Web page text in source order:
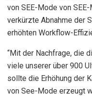
von SEE-Mode von
verkürzte Abnahme der
erhöhten Workflow-
“Mit der Nachfrage, die
viele unserer über 900
sollte die Erhöhung der
von See-Mode erzeugt